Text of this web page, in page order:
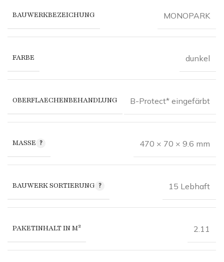
BAUWERKBEZEICHUNG MONOPARK
FARBE dunkel
OBERFLAECHENBEHANDLUNG B-Protect* eingefärbt
MASSE 470 × 70 × 9.6 mm
BAUWERK SORTIERUNG 15 Lebhaft
PAKETINHALT IN M² 2.11